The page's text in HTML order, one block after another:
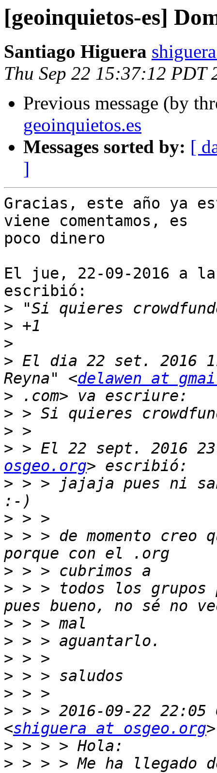
[geoinquietos-es]
Santiago Higuera
Thu Sep 22 15:37:12 PDT
Previous message (by
geoinquietos.es
Messages sorted by: [
]
Gracias, este año ya
viene comentamos, es
poco dinero
El jue, 22-09-2016 a
escribió:
>
>
>
> El dia 22 set. 2016
Reyna" <delawen at
>
>
>
> > El 22 sept. 2016
osgeo.org
> > > jajaja pues ni
>
> > > de momento creo
>
> > > todos los grupos
>
>
>
>
>
> > > 2016-09-22 22:05
<shiguera at osgeo.org
>
> > > > Me ha llegado